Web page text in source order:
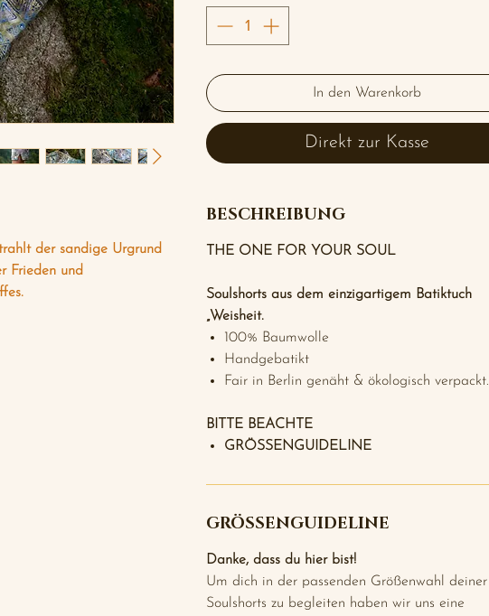
der sandige Urgrund
Frieden und
In den Warenkorb
Direkt zur Kasse
BESCHREIBUNG
THE ONE FOR YOUR SOUL
Soulshorts aus dem einzigartigem Batiktuch
„Weisheit.
100% Baumwolle
Handgebatikt
Fair in Berlin genäht & ökologisch verpackt.
BITTE BEACHTE
GRÖSSENGUIDELINE
GRÖSSENGUIDELINE
Danke, dass du hier bist!
Um dich in der passenden Größenwahl deiner
Soulshorts zu begleiten haben wir uns eine